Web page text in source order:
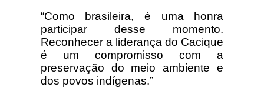
“Como brasileira, é uma honra
participar desse momento.
Reconhecer a liderança do Cacique
é um compromisso com a
preservação do meio ambiente e
dos povos indígenas.”